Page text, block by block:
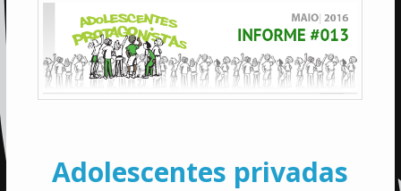
Adolescentes privadas